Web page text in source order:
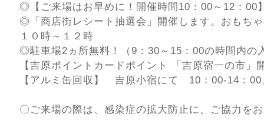
◎【ご来場はお早めに！開催時間10：00～12：00
◎「商店街レシート抽選会」開催します。おもち
１０時～１２時
◎駐車場2ヵ所無料！（9：30～15：00の時間内の
【吉原ポイントカードポイント 「吉原宿一の市」
【アルミ缶回収】 吉原小宿にて 10：00-14：00
〇ご来場の際は、感染症の拡大防止に、ご協力を